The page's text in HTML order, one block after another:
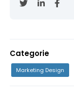
Categorie
Marketing Design